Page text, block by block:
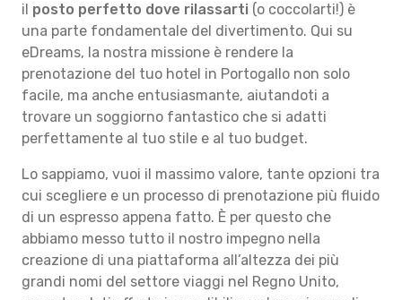
il posto perfetto dove rilassarti (o coccolarti!) è
una parte fondamentale del divertimento. Qui su
eDreams, la nostra missione è rendere la
prenotazione del tuo hotel in Portogallo non solo
facile, ma anche entusiasmante, aiutandoti a
trovare un soggiorno fantastico che si adatti
perfettamente al tuo stile e al tuo budget.
Lo sappiamo, vuoi il massimo valore, tante opzioni tra
cui scegliere e un processo di prenotazione più fluido
di un espresso appena fatto. È per questo che
abbiamo messo tutto il nostro impegno nella
creazione di una piattaforma all’altezza dei più
grandi nomi del settore viaggi nel Regno Unito,